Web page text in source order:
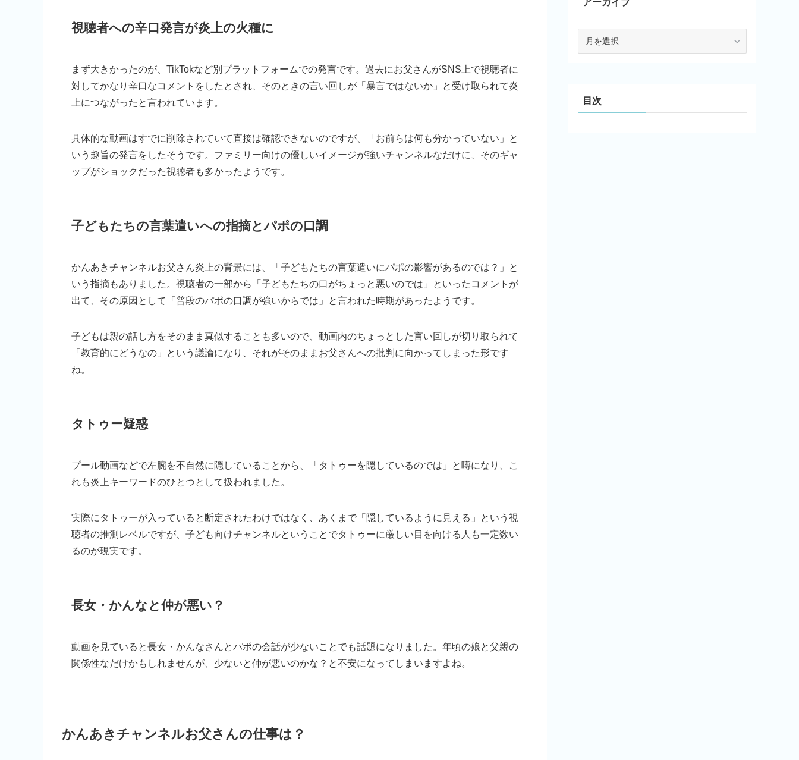
視聴者への辛口発言が炎上の火種に
まず大きかったのが、TikTokなど別プラットフォームでの発言です。過去にお父さんがSNS上で視聴者に
対してかなり辛口なコメントをしたとされ、そのときの言い回しが「暴言ではないか」と受け取られて炎
上につながったと言われています。
具体的な動画はすでに削除されていて直接は確認できないのですが、「お前らは何も分かっていない」と
いう趣旨の発言をしたそうです。ファミリー向けの優しいイメージが強いチャンネルなだけに、そのギャ
ップがショックだった視聴者も多かったようです。
子どもたちの言葉遣いへの指摘とパポの口調
かんあきチャンネルお父さん炎上の背景には、「子どもたちの言葉遣いにパポの影響があるのでは？」と
いう指摘もありました。視聴者の一部から「子どもたちの口がちょっと悪いのでは」といったコメントが
出て、その原因として「普段のパポの口調が強いからでは」と言われた時期があったようです。
子どもは親の話し方をそのまま真似することも多いので、動画内のちょっとした言い回しが切り取られて
「教育的にどうなの」という議論になり、それがそのままお父さんへの批判に向かってしまった形です
ね。
タトゥー疑惑
プール動画などで左腕を不自然に隠していることから、「タトゥーを隠しているのでは」と噂になり、こ
れも炎上キーワードのひとつとして扱われました。
実際にタトゥーが入っていると断定されたわけではなく、あくまで「隠しているように見える」という視
聴者の推測レベルですが、子ども向けチャンネルということでタトゥーに厳しい目を向ける人も一定数い
るのが現実です。
長女・かんなと仲が悪い？
動画を見ていると長女・かんなさんとパポの会話が少ないことでも話題になりました。年頃の娘と父親の
関係性なだけかもしれませんが、少ないと仲が悪いのかな？と不安になってしまいますよね。
かんあきチャンネルお父さんの仕事は？
アーカイブ
目次